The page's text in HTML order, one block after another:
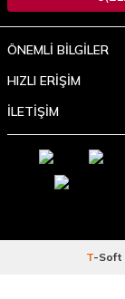
ÖNEMLİ BİLGİLER
HIZLI ERİŞİM
İLETİŞİM
T-Soft